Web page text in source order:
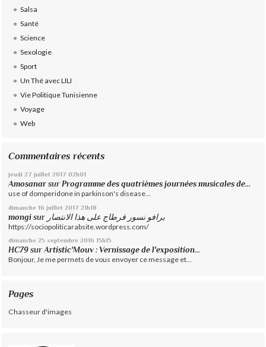
Salsa
Santé
Science
Sexologie
Sport
Un Thé avec LILI
Vie Politique Tunisienne
Voyage
Web
Commentaires récents
jeudi 27 juillet 2017 02h01
Amosanar surProgramme des quatrièmes journées musicales de...
use of domperidone in parkinson's disease...
dimanche 16 juillet 2017 21h18
mongi sur برافو نسور قرطاج على هذا الانتصار
https://sociopoliticarabsite.wordpress.com/
dimanche 25 septembre 2016 15h15
HC79 surArtistic'Mouv : Vernissage de l'exposition...
Bonjour, Je me permets de vous envoyer ce message et...
Pages
Chasseur d'images